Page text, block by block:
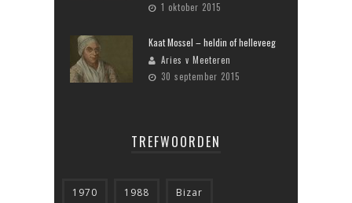
1 oktober 2015
Kaat Mossel – heldin of helleveeg
Aries v Meeteren
30 september 2015
TREFWOORDEN
1970 1988 Bizar